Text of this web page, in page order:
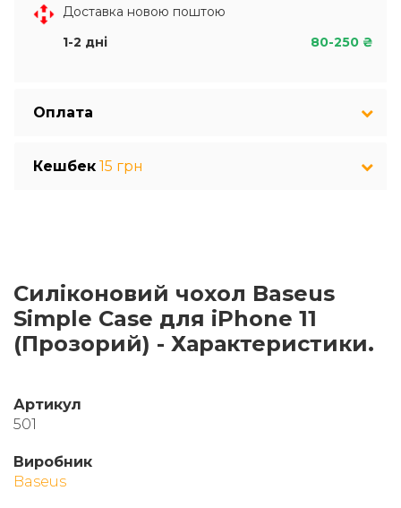
Доставка новою поштою
1-2 дні
80-250 ₴
Оплата
Кешбек 15 грн
Силіконовий чохол Baseus
Simple Case для iPhone 11
(Прозорий) - Характеристики.
Артикул
501
Виробник
Baseus